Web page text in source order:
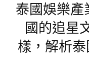
泰國娛樂
國的追星
樣，解析